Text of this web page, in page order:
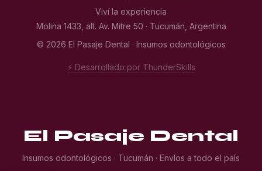
Viví la experiencia
Molina 1433, alt. Av. Mitre 50 · Tucumán, Argentina
© 2026 El Pasaje Dental · Insumos odontológicos
⚡ Desarrollado por ThunderSkills
El Pasaje Dental
Insumos odontológicos · Tucumán · Envíos a todo el país